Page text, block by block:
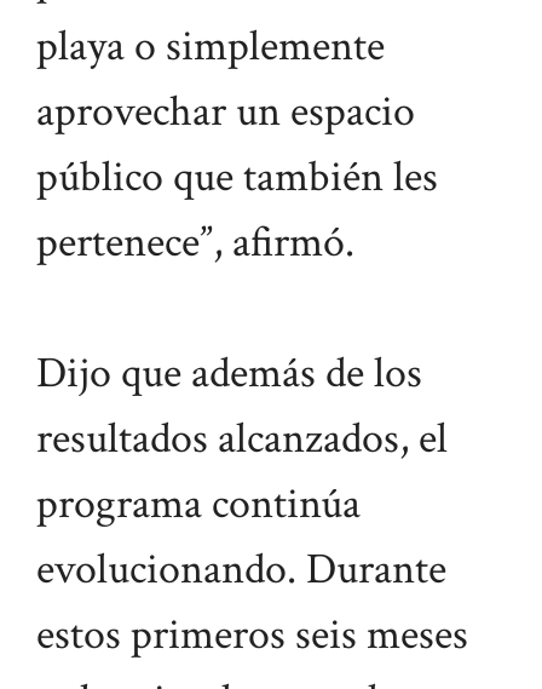
playa o simplemente
aprovechar un espacio
público que también les
pertenece”, afirmó.
Dijo que además de los
resultados alcanzados, el
programa continúa
evolucionando. Durante
estos primeros seis meses